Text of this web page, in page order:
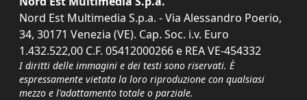
Nord Est Multimedia S.p.a. - Via Alessandro Poerio,
34, 30171 Venezia (VE). Cap. Soc. i.v. Euro
1.432.522,00 C.F. 05412000266 e REA VE-454332
I diritti delle immagini e dei testi sono riservati. È
espressamente vietata la loro riproduzione con qualsiasi
mezzo e l'adattamento totale o parziale.